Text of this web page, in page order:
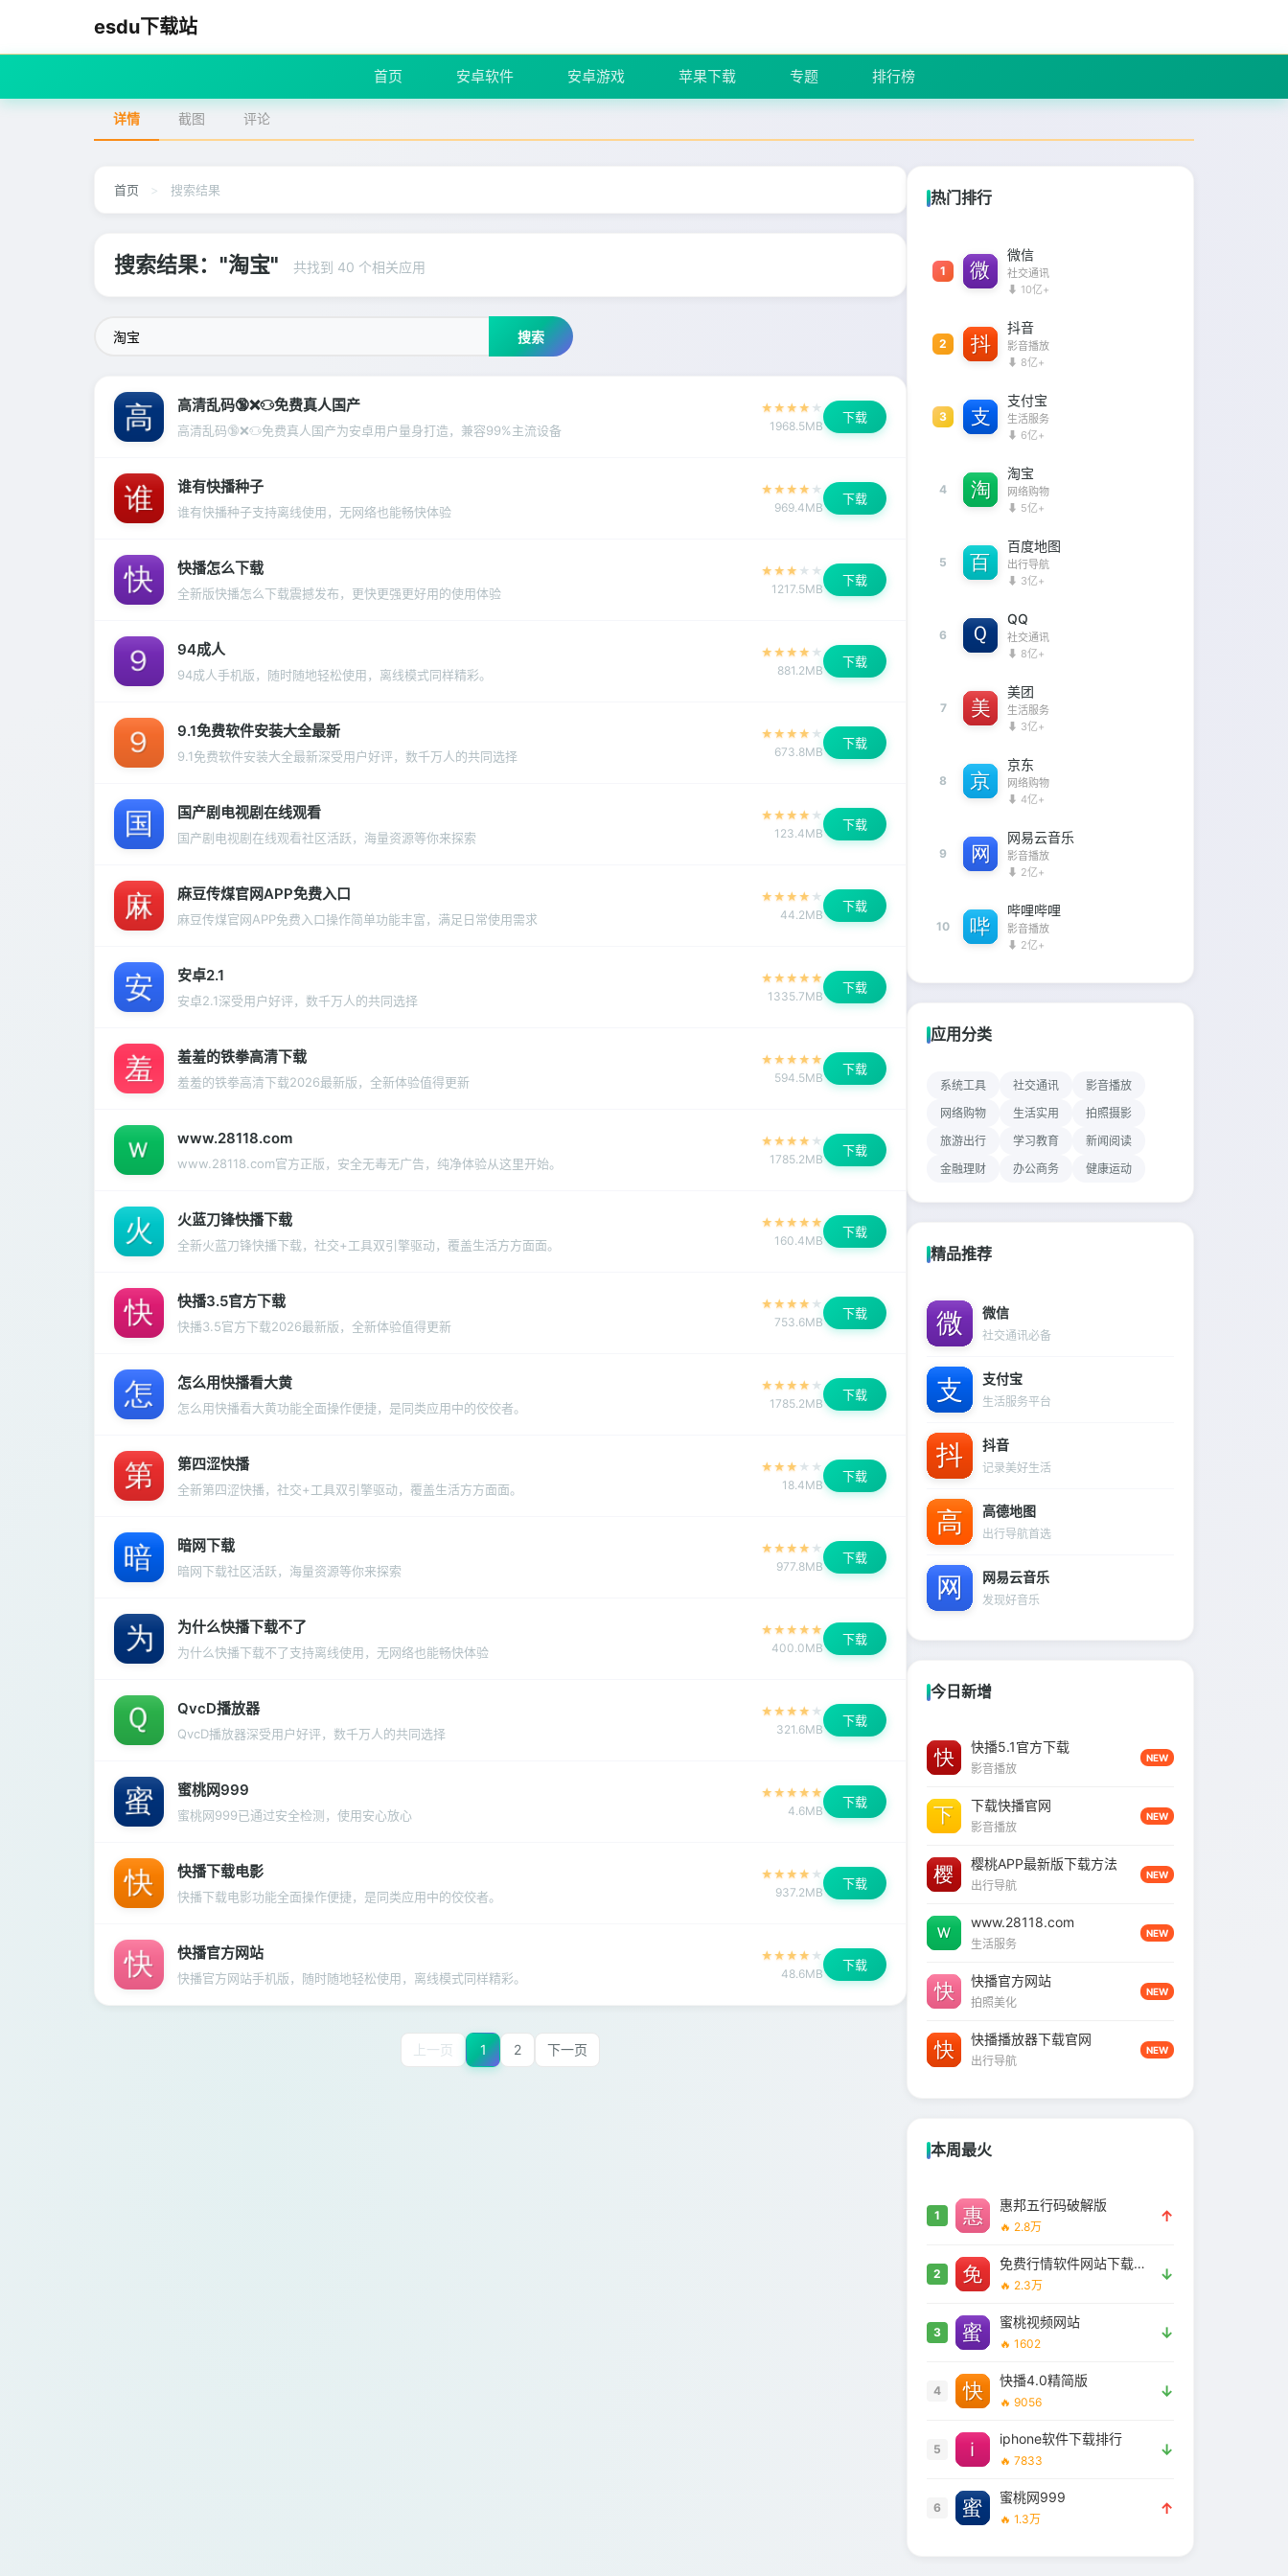
esdu下载站
首页 安卓软件 安卓游戏 苹果下载 专题 排行榜
详情 截图 评论
首页 > 搜索结果
搜索结果："淘宝" 共找到 40 个相关应用
搜索
高清乱码🔞❌♋免费真人国产
高清乱码🔞❌♋免费真人国产为安卓用户量身打造，兼容99%主流设备
★ ★ ★ ★ ★
1968.5MB
下载
谁有快播种子
谁有快播种子支持离线使用，无网络也能畅快体验
★ ★ ★ ★ ★
969.4MB
下载
快播怎么下载
全新版快播怎么下载震撼发布，更快更强更好用的使用体验
★ ★ ★ ★ ★
1217.5MB
下载
94成人
94成人手机版，随时随地轻松使用，离线模式同样精彩。
★ ★ ★ ★ ★
881.2MB
下载
9.1免费软件安装大全最新
9.1免费软件安装大全最新深受用户好评，数千万人的共同选择
★ ★ ★ ★ ★
673.8MB
下载
国产剧电视剧在线观看
国产剧电视剧在线观看社区活跃，海量资源等你来探索
★ ★ ★ ★ ★
123.4MB
下载
麻豆传煤官网APP免费入口
麻豆传煤官网APP免费入口操作简单功能丰富，满足日常使用需求
★ ★ ★ ★ ★
44.2MB
下载
安卓2.1
安卓2.1深受用户好评，数千万人的共同选择
★ ★ ★ ★ ★
1335.7MB
下载
羞羞的铁拳高清下载
羞羞的铁拳高清下载2026最新版，全新体验值得更新
★ ★ ★ ★ ★
594.5MB
下载
www.28118.com
www.28118.com官方正版，安全无毒无广告，纯净体验从这里开始。
★ ★ ★ ★ ★
1785.2MB
下载
火蓝刀锋快播下载
全新火蓝刀锋快播下载，社交+工具双引擎驱动，覆盖生活方方面面。
★ ★ ★ ★ ★
160.4MB
下载
快播3.5官方下载
快播3.5官方下载2026最新版，全新体验值得更新
★ ★ ★ ★ ★
753.6MB
下载
怎么用快播看大黄
怎么用快播看大黄功能全面操作便捷，是同类应用中的佼佼者。
★ ★ ★ ★ ★
1785.2MB
下载
第四涩快播
全新第四涩快播，社交+工具双引擎驱动，覆盖生活方方面面。
★ ★ ★ ★ ★
18.4MB
下载
暗网下载
暗网下载社区活跃，海量资源等你来探索
★ ★ ★ ★ ★
977.8MB
下载
为什么快播下载不了
为什么快播下载不了支持离线使用，无网络也能畅快体验
★ ★ ★ ★ ★
400.0MB
下载
QvcD播放器
QvcD播放器深受用户好评，数千万人的共同选择
★ ★ ★ ★ ★
321.6MB
下载
蜜桃网999
蜜桃网999已通过安全检测，使用安心放心
★ ★ ★ ★ ★
4.6MB
下载
快播下载电影
快播下载电影功能全面操作便捷，是同类应用中的佼佼者。
★ ★ ★ ★ ★
937.2MB
下载
快播官方网站
快播官方网站手机版，随时随地轻松使用，离线模式同样精彩。
★ ★ ★ ★ ★
48.6MB
下载
上一页 1 2 下一页
热门排行
1
微信
社交通讯
⬇ 10亿+
2
抖音
影音播放
⬇ 8亿+
3
支付宝
生活服务
⬇ 6亿+
4
淘宝
网络购物
⬇ 5亿+
5
百度地图
出行导航
⬇ 3亿+
6
QQ
社交通讯
⬇ 8亿+
7
美团
生活服务
⬇ 3亿+
8
京东
网络购物
⬇ 4亿+
9
网易云音乐
影音播放
⬇ 2亿+
10
哔哩哔哩
影音播放
⬇ 2亿+
应用分类
系统工具 社交通讯
影音播放
网络购物
生活实用
拍照摄影
旅游出行
学习教育
新闻阅读
金融理财
办公商务 健康运动
精品推荐
微信
社交通讯必备
支付宝
生活服务平台
抖音
记录美好生活
高德地图
出行导航首选
网易云音乐
发现好音乐
今日新增
快播5.1官方下载
影音播放
NEW
下载快播官网
影音播放
NEW
樱桃APP最新版下载方法
出行导航
NEW
www.28118.com
生活服务
NEW
快播官方网站
拍照美化
NEW
快播播放器下载官网
出行导航
NEW
本周最火
1
惠邦五行码破解版
🔥 2.8万
↑
2
免费行情软件网站下载大全安全吗
🔥 2.3万
↓
3
蜜桃视频网站
🔥 1602
↓
4
快播4.0精简版
🔥 9056
↓
5
iphone软件下载排行
🔥 7833
↓
6
蜜桃网999
🔥 1.3万
↑